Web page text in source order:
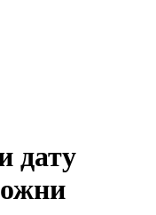
дату